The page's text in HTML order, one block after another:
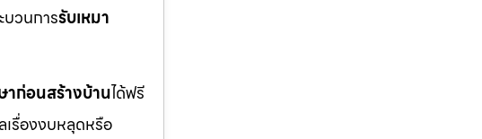
วนการรับเหมา
าก่อนสร้างบ้านได้ฟรี
รื่องงบหลุดหรือ